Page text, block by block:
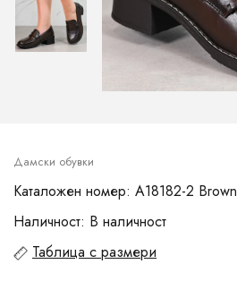
Дамски обувки
Каталожен номер: A18182-2 Brown
Наличност: В наличност
Таблица с размери